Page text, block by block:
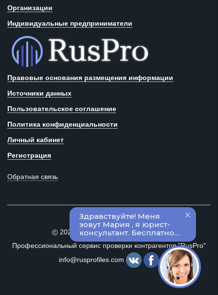
Организации
Индивидуальные предприниматели
Правовые основания размещения информации
Источники данных
Пользовательское соглашение
Политика конфиденциальности
Личный кабинет
Регистрация
Обратная связь
©2020–2024 Все права защищены
Профессиональный сервис проверки контрагентов "RusPro"
info@rusprofiles.com